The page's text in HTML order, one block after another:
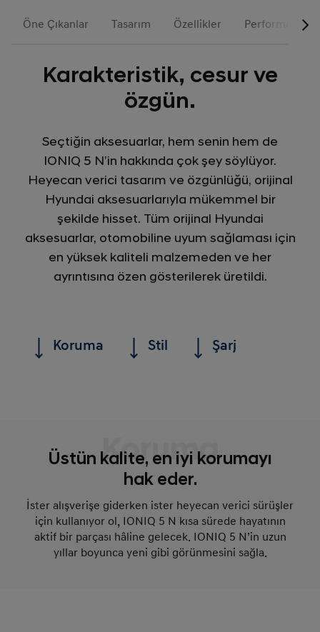
Öne Çıkanlar Tasarım Özellikler Performans
Karakteristik, cesur ve
özgün.
Seçtiğin aksesuarlar, hem senin hem de
IONIQ 5 N’in hakkında çok şey söylüyor.
Heyecan verici tasarım ve özgünlüğü, orijinal
Hyundai aksesuarlarıyla mükemmel bir
şekilde hisset. Tüm orijinal Hyundai
aksesuarlar, otomobiline uyum sağlaması için
en yüksek kaliteli malzemeden ve her
ayrıntısına özen gösterilerek üretildi.
Koruma Stil Şarj
Koruma
Üstün kalite, en iyi korumayı
hak eder.
İster alışverişe giderken ister heyecan verici sürüşler
için kullanıyor ol, IONIQ 5 N kısa sürede hayatının
aktif bir parçası hâline gelecek. IONIQ 5 N’in uzun
yıllar boyunca yeni gibi görünmesini sağla.